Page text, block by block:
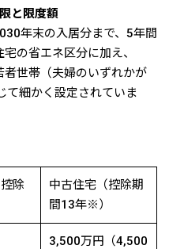
と限度額
年末の入居分まで、5年間
の省エネ区分に加え、
者世帯（夫婦のいずれかが
て細かく設定されていま
除
中古住宅（控除期
間13年※）
3,500万円（4,500